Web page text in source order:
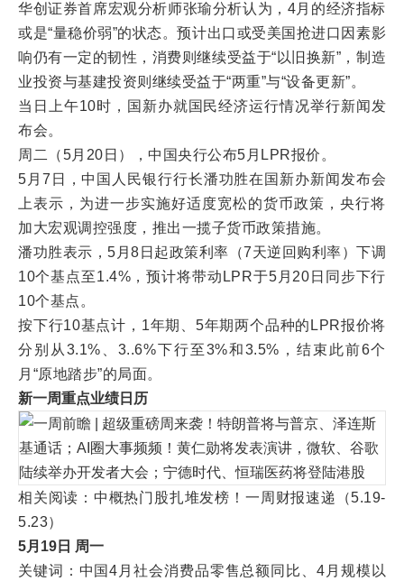
华创证券首席宏观分析师张瑜分析认为，4月的经济指标
或是“量稳价弱”的状态。预计出口或受美国抢进口因素影
响仍有一定的韧性，消费则继续受益于“以旧换新”，制造
业投资与基建投资则继续受益于“两重”与“设备更新”。
当日上午10时，国新办就国民经济运行情况举行新闻发
布会。
周二（5月20日），中国央行公布5月LPR报价。
5月7日，中国人民银行行长潘功胜在国新办新闻发布会
上表示，为进一步实施好适度宽松的货币政策，央行将
加大宏观调控强度，推出一揽子货币政策措施。
潘功胜表示，5月8日起政策利率（7天逆回购利率）下调
10个基点至1.4%，预计将带动LPR于5月20日同步下行
10个基点。
按下行10基点计，1年期、5年期两个品种的LPR报价将
分别从3.1%、3..6%下行至3%和3.5%，结束此前6个
月“原地踏步”的局面。
新一周重点业绩日历
相关阅读：中概热门股扎堆发榜​！一周财报速递（5.19-
5.23）
5月19日 周一
关键词：中国4月社会消费品零售总额同比、4月规模以